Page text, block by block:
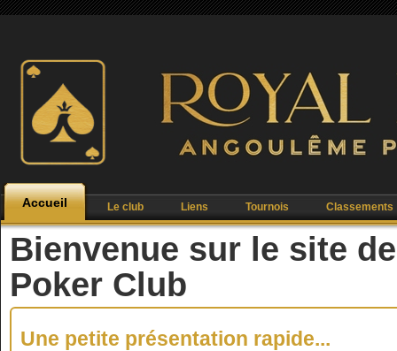
Accueil Le club Liens Tournois Classements
Bienvenue sur le site
Poker Club
Une petite présentation rapide...